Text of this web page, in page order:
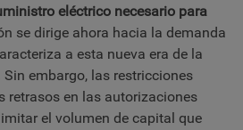
eléctrico necesario para
se dirige ahora hacia la demanda
a esta nueva era de la
embargo, las restricciones
retrasos en las autorizaciones
el volumen de capital que